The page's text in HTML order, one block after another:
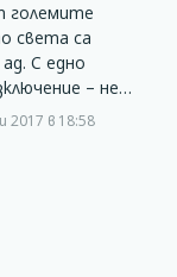
големите
света са
С едно
– не…
2017 в 18:58